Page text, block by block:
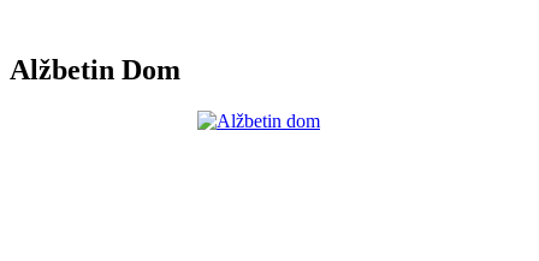
Alžbetin Dom